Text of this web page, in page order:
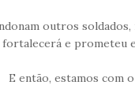
outros
fortalecerá e prometeu
E então, estamos com